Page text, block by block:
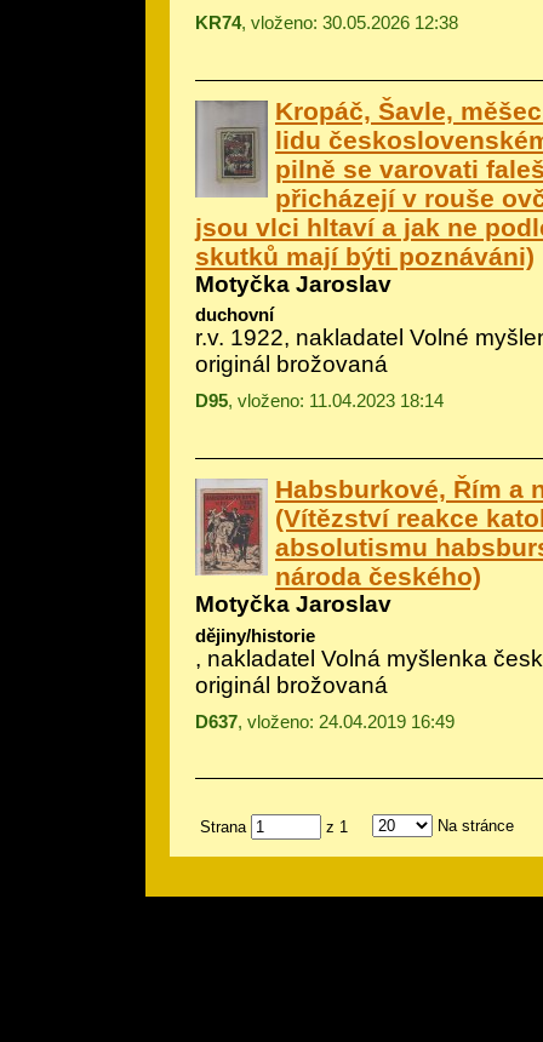
KR74, vloženo: 30.05.2026 12:38
Kropáč, Šavle,
lidu
pilně se varovati
přicházejí v rouše
jsou vlci hltaví a jak ne
skutků mají býti poznáváni)
Motyčka Jaroslav
duchovní
r.v. 1922, nakladatel Volné
originál brožovaná
D95, vloženo: 11.04.2023 18:14
Habsburkové, Řím a
(Vítězství reakce
absolutismu
národa českého)
Motyčka Jaroslav
dějiny/historie
, nakladatel Volná myšlenka
originál brožovaná
D637, vloženo: 24.04.2019 16:49
Strana z 1 Na stránce